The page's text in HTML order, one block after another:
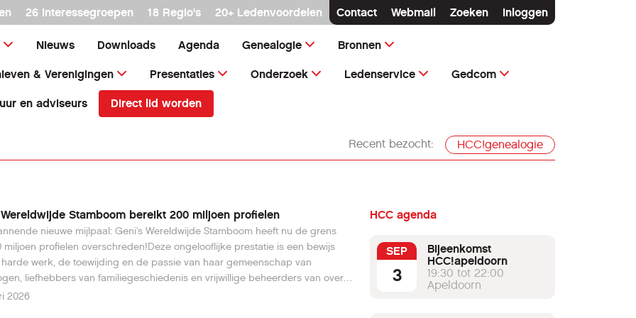
26 interessegroepen 18 Regio's 20+ Ledenvoordelen Contact Webmail Zoeken Inloggen
Nieuws Downloads Agenda Genealogie Bronnen
& Verenigingen Presentaties Onderzoek Ledenservice Gedcom
en adviseurs Direct lid worden
Recent bezocht: HCC!genealogie
Stamboom bereikt 200 miljoen profielen
nieuwe mijlpaal: Geni's Wereldwijde Stamboom heeft nu de grens
miljoen profielen overschreden!Deze ongelooflijke prestatie is een bewijs
werk, de toewijding en de passie van haar gemeenschap van
liefhebbers van familiegeschiedenis en vrijwillige beheerders van over
Samen bouwen zij aan de meest complete en collaboratieve
2026
HCC agenda
SEP
3
Bijeenkomst
HCC!apeldoorn
19:30 tot 22:00
Apeldoorn